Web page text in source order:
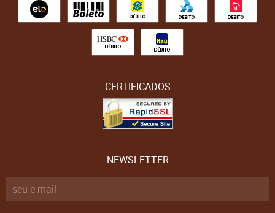
CERTIFICADOS
NEWSLETTER